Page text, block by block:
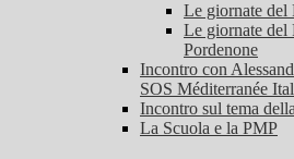
Le giornate del
Le giornate del
Pordenone
Incontro con
SOS Méditerranée
Incontro sul tema
La Scuola e la PMP